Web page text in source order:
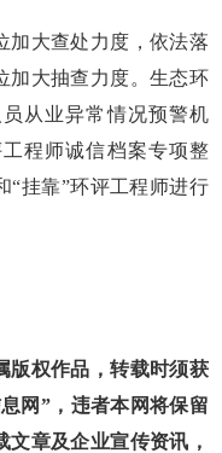
大查处力度，依法落
加大抽查力度。生态环
从业异常情况预警机
程师诚信档案专项整
“挂靠”环评工程师进行
权作品，转载时须获
网”，违者本网将保留
章及企业宣传资讯，